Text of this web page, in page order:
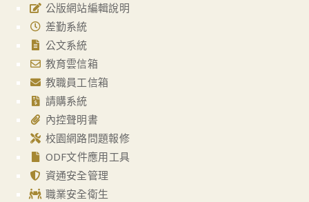
公版網站編輯說明
差勤系統
公文系統
教育雲信箱
教職員工信箱
請購系統
內控聲明書
校園網路問題報修
ODF文件應用工具
資通安全管理
職業安全衛生